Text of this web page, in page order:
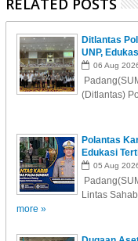
Ditlantas
UNP,
Lintas
06 Aug
(Ditlantas)
Polantas
Edukasi
Upacara
05 Aug
Lintas
more »